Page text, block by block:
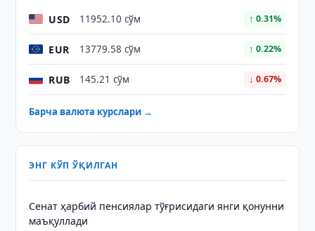
USD 11952.10 сўм ↑ 0.31%
EUR 13779.58 сўм ↑ 0.22%
RUB 145.21 сўм ↓ 0.67%
Барча валюта курслари →
ЭНГ КЎП ЎҚИЛГАН
Сенат ҳарбий пенсиялар тўғрисидаги янги қонунни
маъқуллади